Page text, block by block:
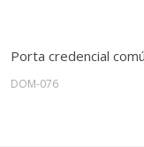
Porta credencial
DOM-076